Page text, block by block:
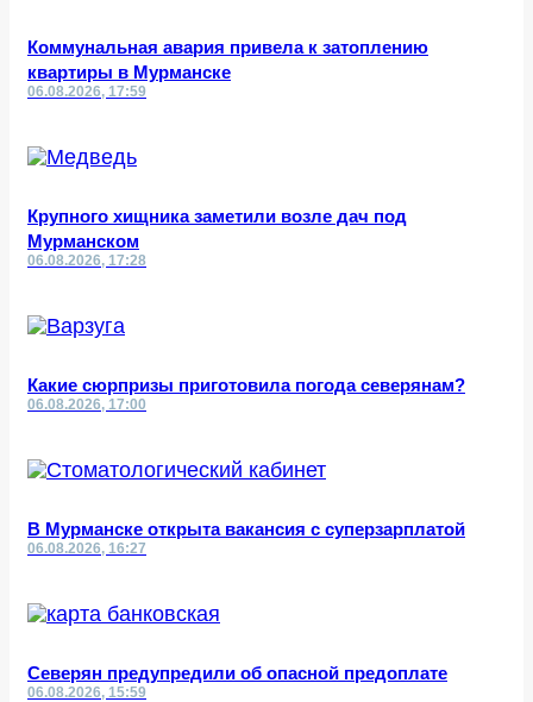
Коммунальная авария привела к затоплению
квартиры в Мурманске
06.08.2026, 17:59
Крупного хищника заметили возле дач под
Мурманском
06.08.2026, 17:28
Какие сюрпризы приготовила погода северянам?
06.08.2026, 17:00
В Мурманске открыта вакансия с суперзарплатой
06.08.2026, 16:27
Северян предупредили об опасной предоплате
06.08.2026, 15:59